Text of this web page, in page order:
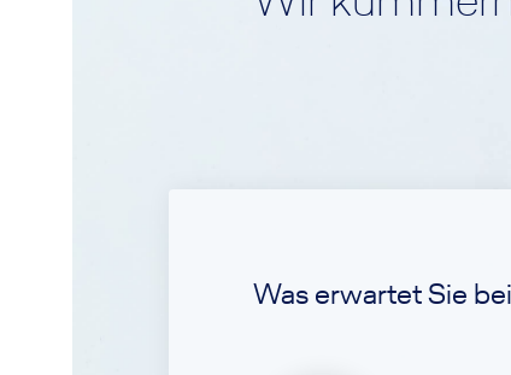
Rürup-Rente
Was erwartet Sie